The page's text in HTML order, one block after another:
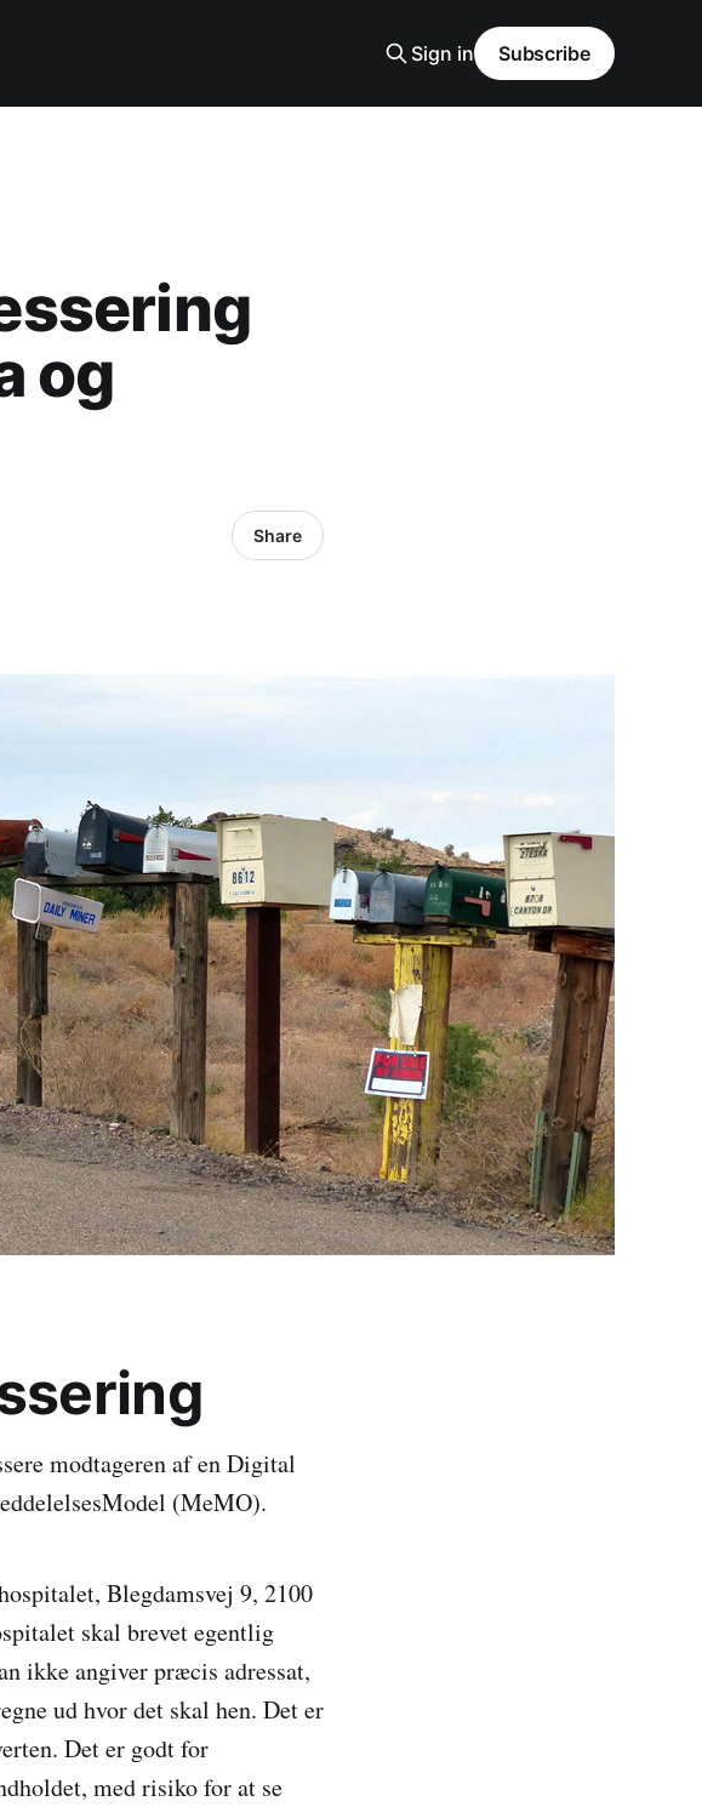
Sign in Subscribe
og
Share
modtageren af en Digital
(MeMO).
Blegdamsvej 9, 2100
skal brevet egentlig
ikke angiver præcis adressat,
ud hvor det skal hen. Det er
Det er godt for
med risiko for at se